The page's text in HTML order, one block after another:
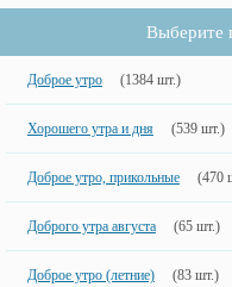
Выберите
Доброе утро (1384 шт.)
Хорошего утра и дня (539 шт.)
Доброе утро, прикольные (470
Доброго утра августа (65 шт.)
Доброе утро (летние) (83 шт.)